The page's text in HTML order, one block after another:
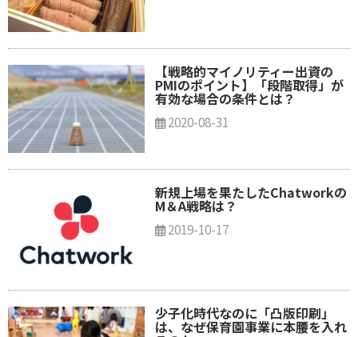
【戦略的マイノリティー出資の
PMIのポイント】「段階取得」が
有効な場合の条件とは？
2020-08-31
新規上場を果たしたChatworkの
M＆A戦略は？
2019-10-17
少子化時代なのに「凸版印刷」
は、なぜ保育園事業に本腰を入れ